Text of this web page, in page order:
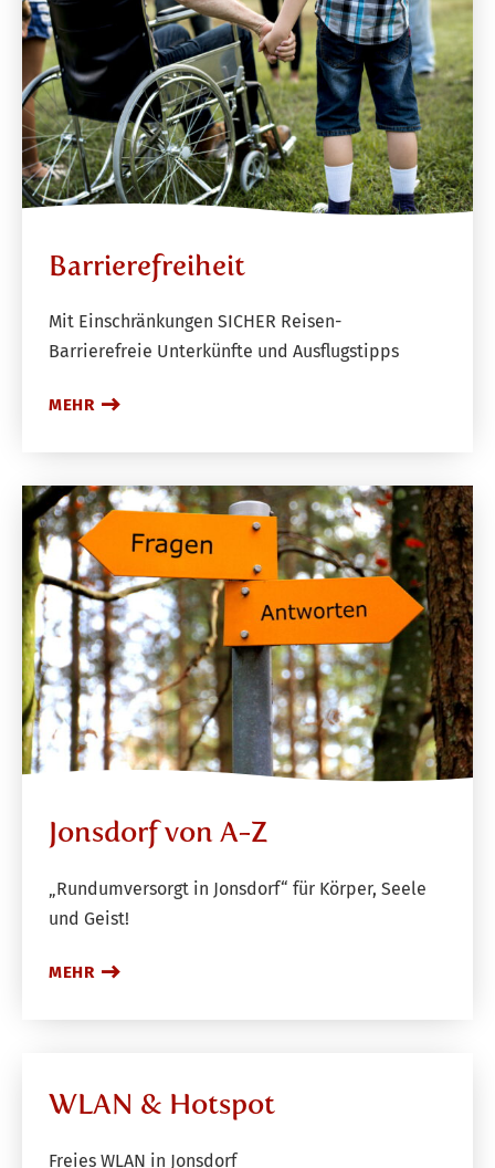
Barrierefreiheit
Mit Einschränkungen SICHER Reisen-
Barrierefreie Unterkünfte und Ausflugstipps
MEHR
Jonsdorf von A-Z
„Rundumversorgt in Jonsdorf“ für Körper, Seele
und Geist!
MEHR
WLAN & Hotspot
Freies WLAN in Jonsdorf